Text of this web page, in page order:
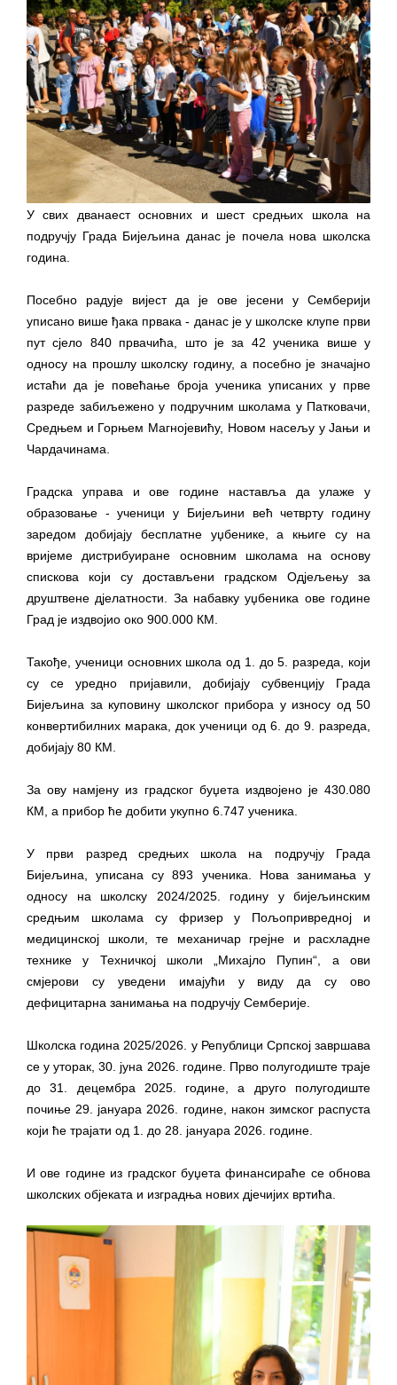
ПРЕЛИМИНАРНA РАНГ ЛИСТA
КАНДИДАТА КОЈИ СУ ОСТВАРИЛИ ПРАВО
НА ГРАДСКИ МЈЕСЕЧНИ БОРАЧКИ
ДОДАТАК ЗА ДЕМОБИЛИСАНЕ БОРЦЕ
ВОЈСКЕ РЕПУБЛИКЕ СРПСКЕ У СТАЊУ
СОЦИЈАЛНЕ ПОТРЕБЕ
Oд 27. јула пријем захтјева за новчану
помоћ за набавку школског прибора
основцима
новембра
Захтјев за издавање ПОНОСНЕ КАРТИЦЕ
Обавјештење о забрани саобраћаја 6. и
7. августа
Обавјештење за предузетника - Вера
Ујић
У свих дванаест основних и шест средњих школа на
подручју Града Бијељина данас је почела нова школска
година.
Посебно радује вијест да је ове јесени у Семберији
уписано више ђака првака - данас је у школске клупе први
пут сјело 840 првачића, што је за 42 ученика више у
односу на прошлу школску годину, а посебно је значајно
истаћи да је повећање броја ученика уписаних у прве
разреде забиљежено у подручним школама у Патковачи,
Средњем и Горњем Магнојевићу, Новом насељу у Јањи и
Чардачинама.
Градска управа и ове године наставља да улаже у
образовање - ученици у Бијељини већ четврту годину
заредом добијају бесплатне уџбенике, а књиге су на
вријеме дистрибуиране основним школама на основу
спискова који су достављени градском Одјељењу за
друштвене дјелатности. За набавку уџбеника ове године
Град је издвојио око 900.000 КМ.
Такође, ученици основних школа од 1. до 5. разреда, који
су се уредно пријавили, добијају субвенцију Града
Бијељина за куповину школског прибора у износу од 50
конвертибилних марака, док ученици од 6. до 9. разреда,
добијају 80 КМ.
За ову намјену из градског буџета издвојено је 430.080
КМ, а прибор ће добити укупно 6.747 ученика.
У први разред средњих школа на подручју Града
Бијељина, уписана су 893 ученика. Нова занимања у
односу на школску 2024/2025. годину у бијељинским
средњим школама су фризер у Пољопривредној и
медицинској школи, те механичар грејне и расхладне
технике у Техничкој школи „Михајло Пупин“, а ови
смјерови су уведени имајући у виду да су ово
дефицитарна занимања на подручју Семберије.
Школска година 2025/2026. у Републици Српској завршава
се у уторак, 30. јуна 2026. године. Прво полугодиште траје
до 31. децембра 2025. године, а друго полугодиште
почиње 29. јануара 2026. године, након зимског распуста
који ће трајати од 1. до 28. јануара 2026. године.
И ове године из градског буџета финансираће се обнова
школских објеката и изградња нових д‌јечијих вртића.